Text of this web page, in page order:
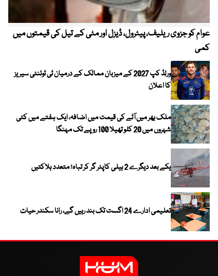
عوام کو جزوی ریلیف، پیٹرول، ڈیزل اور مٹی کے تیل کی قیمتوں میں
کمی
ورلڈ کپ 2027 کے میزبان ممالک کے درمیان ٹی ٹوئنٹی سیریز
کا اعلان
ملک بھر میں آٹے کی قیمت میں اضافہ، ایک ہفتے میں کئی
شہروں میں 20 کلو تھیلا 100 روپے تک مہنگا
یکے بعد دیگرے 2 ہیلی کاپٹر گر کر تباہ؛ متعدد ہلاکتیں
تعلیمی ادارے 24 اگست تک بند رہیں گے، رانا سکندر حیات